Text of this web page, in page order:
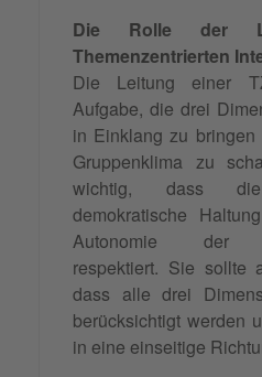
Die Rolle der
Themenzentrierten
Die Leitung einer
Aufgabe, die drei
in Einklang zu
Gruppenklima zu
wichtig, dass
demokratische
Autonomie der
respektiert. Sie sollte
dass alle drei
berücksichtigt werden
in eine einseitige